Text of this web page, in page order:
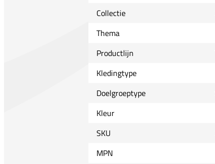
Collectie
Thema
Productlijn
Kledingtype
Doelgroeptype
Kleur
SKU
MPN